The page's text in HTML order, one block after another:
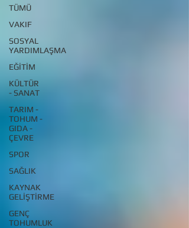
TÜMÜ
VAKIF
SOSYAL
YARDIMLAŞMA
EĞİTİM
KÜLTÜR
- SANAT
TARIM -
TOHUM -
GIDA -
ÇEVRE
SPOR
SAĞLIK
KAYNAK
GELİŞTİRME
GENÇ
TOHUMLUK